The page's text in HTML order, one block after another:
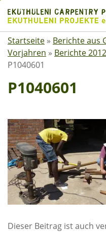
content
English
Deutsch
SUCHE
ÜBER EKUTHULENI
Startseite
Über uns
Satzung
Mitgliedschaft
Spenden
Startseite » Berichte aus
Vorjahren » Berichte 2012
P1040601
P1040601
Dieser Beitrag ist auch